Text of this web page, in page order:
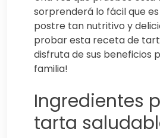
sorprenderá lo fácil que
postre tan nutritivo y
probar esta receta de
disfruta de sus beneficios
familia!
Ingredientes
tarta